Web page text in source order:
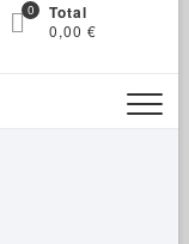
0 Total
0,00 €